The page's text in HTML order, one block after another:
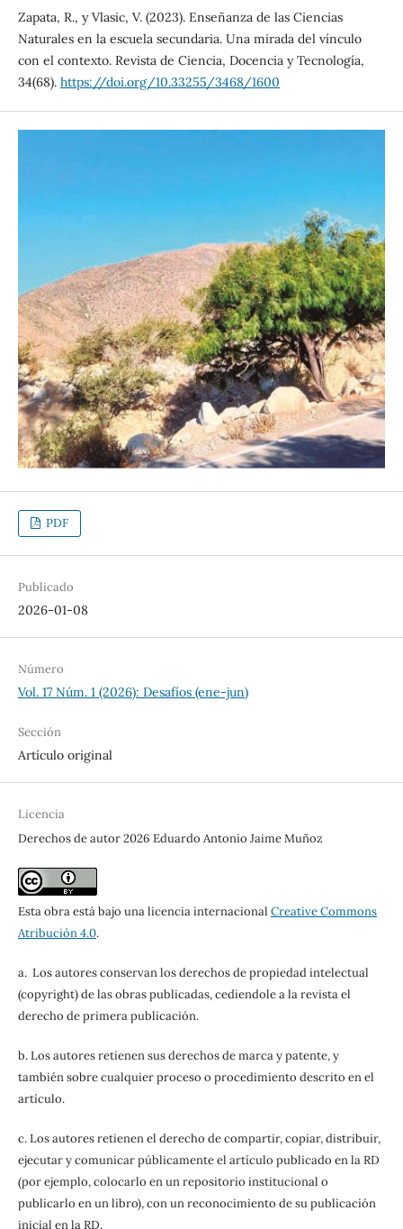
Zapata, R., y Vlasic, V. (2023). Enseñanza de las Ciencias
Naturales en la escuela secundaria. Una mirada del vínculo
con el contexto. Revista de Ciencia, Docencia y Tecnología,
34(68). https://doi.org/10.33255/3468/1600
PDF
Publicado
2026-01-08
Número
Vol. 17 Núm. 1 (2026): Desafíos (ene-jun)
Sección
Artículo original
Licencia
Derechos de autor 2026 Eduardo Antonio Jaime Muñoz
Esta obra está bajo una licencia internacional Creative Commons
Atribución 4.0.
a. Los autores conservan los derechos de propiedad intelectual
(copyright) de las obras publicadas, cediendole a la revista el
derecho de primera publicación.
b. Los autores retienen sus derechos de marca y patente, y
también sobre cualquier proceso o procedimiento descrito en el
artículo.
c. Los autores retienen el derecho de compartir, copiar, distribuir,
ejecutar y comunicar públicamente el artículo publicado en la RD
(por ejemplo, colocarlo en un repositorio institucional o
publicarlo en un libro), con un reconocimiento de su publicación
inicial en la RD.